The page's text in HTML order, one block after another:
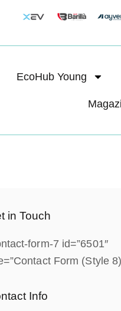
EcoHub Young
in Touch
form-7 id=”6501″
Form (Style
Info